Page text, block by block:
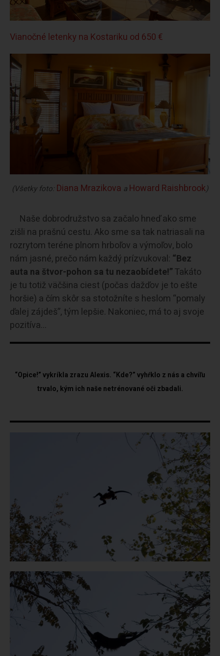
Vianočné letenky na Kostariku od 650 €
(Všetky foto: Diana Mrazikova a Howard Raishbrook)
Naše dobrodružstvo sa začalo hneď ako sme
zišli na prašnú cestu. Ako sme sa tak natriasali na
rozrytom teréne plnom hrboľov a výmoľov, bolo
nám jasné, prečo nám každý prízvukoval: “Bez
auta na štvor-pohon sa tu nezaobídete!”Takáto
je tu totiž väčšina ciest (počas dažďov je to ešte
horšie) a čím skôr sa stotožníte s heslom “pomaly
ďalej zájdeš”, tým lepšie. Nakoniec, má to aj svoje
pozitíva…
“Opice!” vykríkla zrazu Alexis. “Kde?” vyhŕklo z nás a chvíľu
trvalo, kým ich naše netrénované oči zbadali.